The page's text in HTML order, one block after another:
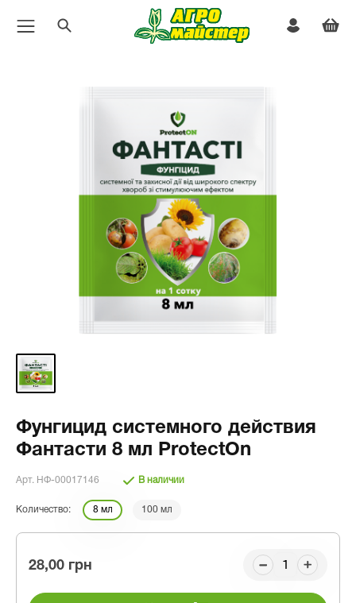
Фунгицид системного действия
Фантасти 8 мл ProtectOn
Арт. НФ-00017146 В наличии
Количество: 8 мл 100 мл
28,00 грн